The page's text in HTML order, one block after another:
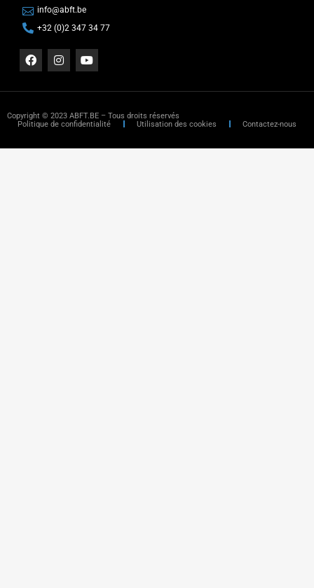
info@abft.be
+32 (0)2 347 34 77
Copyright © 2023 ABFT.BE – Tous droits réservés
Politique de confidentialité
Utilisation des cookies Contactez-nous